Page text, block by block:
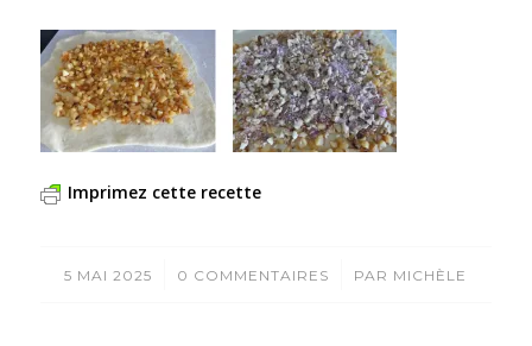
Imprimez cette recette
5 MAI 2025
/ 0 COMMENTAIRES
/ PAR MICHÈLE